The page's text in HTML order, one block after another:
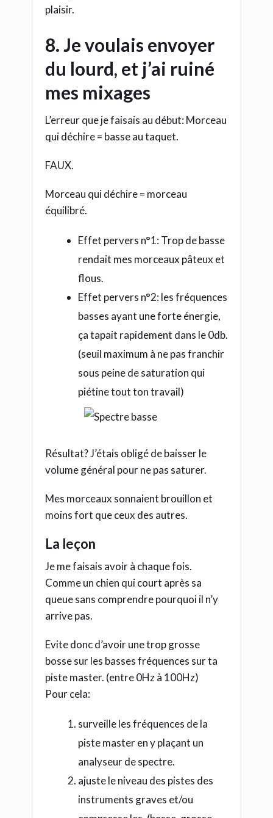
plaisir.
8. Je voulais envoyer
du lourd, et j’ai ruiné
mes mixages
L’erreur que je faisais au début: Morceau
qui déchire = basse au taquet.
FAUX.
Morceau qui déchire = morceau
équilibré.
Effet pervers n°1: Trop de basse
rendait mes morceaux pâteux et
flous.
Effet pervers n°2: les fréquences
basses ayant une forte énergie,
ça tapait rapidement dans le 0db.
(seuil maximum à ne pas franchir
sous peine de saturation qui
piétine tout ton travail)
Résultat? J’étais obligé de baisser le
volume général pour ne pas saturer.
Mes morceaux sonnaient brouillon et
moins fort que ceux des autres.
La leçon
Je me faisais avoir à chaque fois.
Comme un chien qui court après sa
queue sans comprendre pourquoi il n’y
arrive pas.
Evite donc d’avoir une trop grosse
bosse sur les basses fréquences sur ta
piste master. (entre 0Hz à 100Hz)
Pour cela:
surveille les fréquences de la
piste master en y plaçant un
analyseur de spectre.
ajuste le niveau des pistes des
instruments graves et/ou